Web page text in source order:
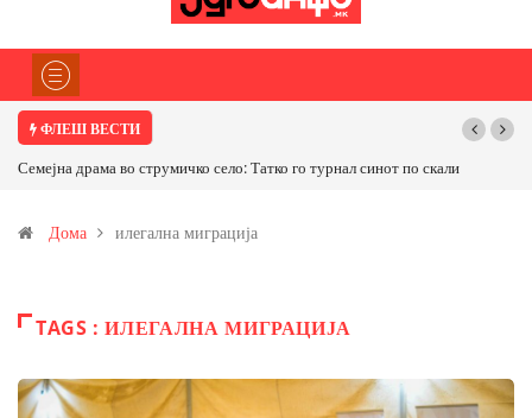
ФЛЕШ ВЕСТИ
Семејна драма во струмичко село: Татко го турнал синот по скали
Дома илегална миграција
TAGS : ИЛЕГАЛНА МИГРАЦИЈА